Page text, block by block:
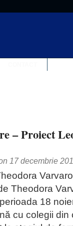
– Proiect
17 decembrie
Theodora
18
cu colegii din